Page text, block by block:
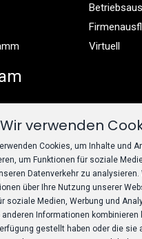
Virtuell
Wir verwenden
Cookies, um Inhalte und
um Funktionen für soziale
Datenverkehr zu analysieren.
über Ihre Nutzung unserer
soziale Medien, Werbung und
Informationen kombinieren
gestellt haben oder die sie